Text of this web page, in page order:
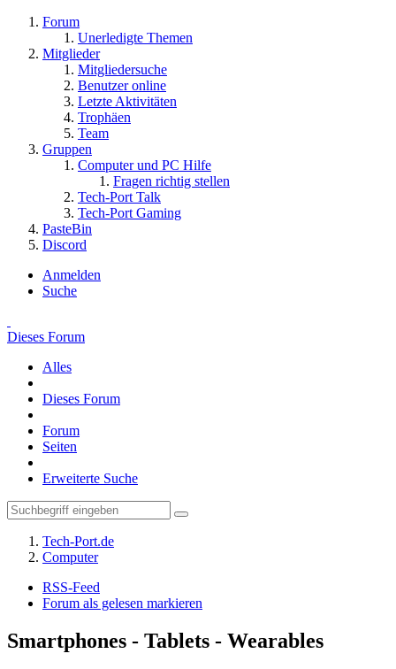
Forum
Unerledigte Themen
Mitglieder
Mitgliedersuche
Benutzer online
Letzte Aktivitäten
Trophäen
Team
Gruppen
Computer und PC Hilfe
Fragen richtig stellen
Tech-Port Talk
Tech-Port Gaming
PasteBin
Discord
Anmelden
Suche
Dieses Forum
Alles
Dieses Forum
Forum
Seiten
Erweiterte Suche
Tech-Port.de
Computer
RSS-Feed
Forum als gelesen markieren
Smartphones - Tablets - Wearables